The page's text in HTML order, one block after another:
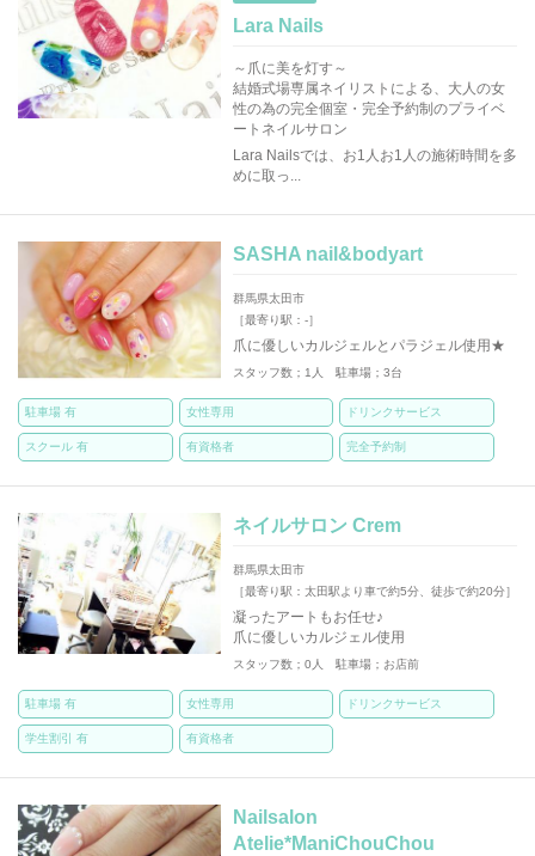
Lara Nails
～爪に美を灯す～
結婚式場専属ネイリストによる、大人の女
性の為の完全個室・完全予約制のプライベ
ートネイルサロン
Lara Nailsでは、お1人お1人の施術時間を多
めに取っ...
SASHA nail&bodyart
群馬県太田市
［最寄り駅：-］
爪に優しいカルジェルとパラジェル使用★
スタッフ数；1人 駐車場；3台
駐車場 有 女性専用 ドリンクサービス
スクール 有 有資格者 完全予約制
ネイルサロン Crem
群馬県太田市
［最寄り駅：太田駅より車で約5分、徒歩で約20分］
凝ったアートもお任せ♪
爪に優しいカルジェル使用
スタッフ数；0人 駐車場；お店前
駐車場 有 女性専用 ドリンクサービス
学生割引 有 有資格者
Nailsalon
Atelie*ManiChouChou